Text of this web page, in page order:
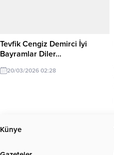
haftaya çıkarılırken, bu süreden
yararlanmak...
Tevfik Cengiz Demirci İyi
Bayramlar Diler…
20/03/2026 02:28
Künye